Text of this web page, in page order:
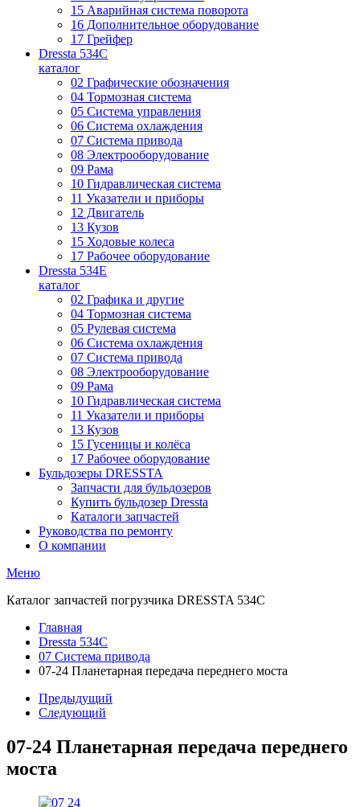
15 Аварийная система поворота
16 Дополнительное оборудование
17 Грейфер
Dressta 534C
каталог
02 Графические обозначения
04 Тормозная система
05 Система управления
06 Система охлаждения
07 Система привода
08 Электрооборудование
09 Рама
10 Гидравлическая система
11 Указатели и приборы
12 Двигатель
13 Кузов
15 Ходовые колеса
17 Рабочее оборудование
Dressta 534E
каталог
02 Графика и другие
04 Тормозная система
05 Рулевая система
06 Система охлаждения
07 Система привода
08 Электрооборудование
09 Рама
10 Гидравлическая система
11 Указатели и приборы
13 Кузов
15 Гусеницы и колёса
17 Рабочее оборудование
Бульдозеры DRESSTA
Запчасти для бульдозеров
Купить бульдозер Dressta
Каталоги запчастей
Руководства по ремонту
О компании
Меню
Каталог запчастей погрузчика DRESSTA 534C
Главная
Dressta 534C
07 Система привода
07-24 Планетарная передача переднего моста
Предыдущий
Следующий
07-24 Планетарная передача переднего
моста